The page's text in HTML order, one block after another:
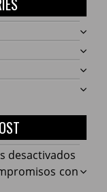
desactivados
con